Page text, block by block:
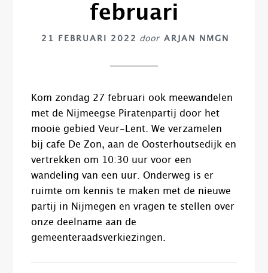
februari
21 FEBRUARI 2022 door ARJAN NMGN
Kom zondag 27 februari ook meewandelen
met de Nijmeegse Piratenpartij door het
mooie gebied Veur-Lent. We verzamelen
bij cafe De Zon, aan de Oosterhoutsedijk en
vertrekken om 10:30 uur voor een
wandeling van een uur. Onderweg is er
ruimte om kennis te maken met de nieuwe
partij in Nijmegen en vragen te stellen over
onze deelname aan de
gemeenteraadsverkiezingen.